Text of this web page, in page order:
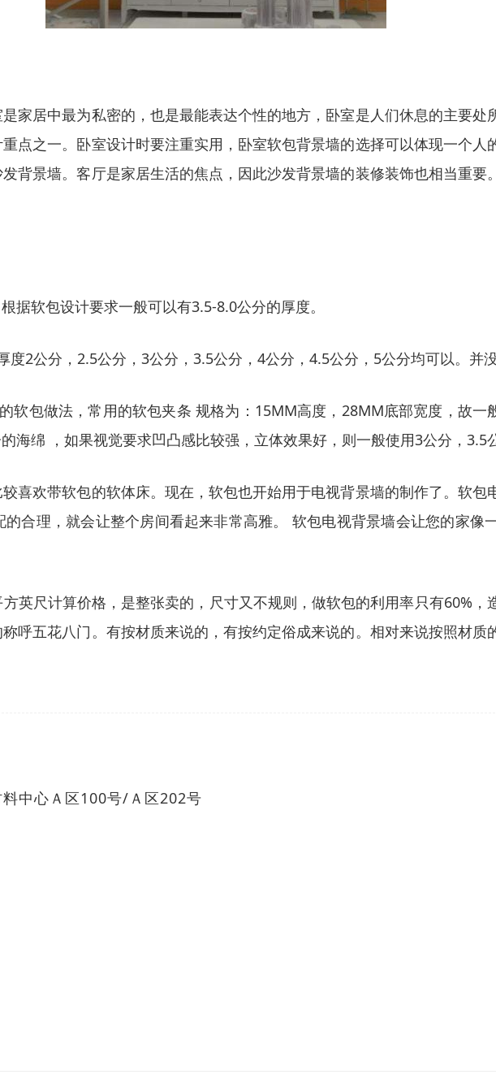
家居中最为私密的，也是最能表达个性的地方，卧室是人们休息的主要
点之一。卧室设计时要注重实用，卧室软包背景墙的选择可以体现一个
背景墙。客厅是家居生活的焦点，因此沙发背景墙的装修装饰也相当重
据软包设计要求一般可以有3.5-8.0公分的厚度。
度2公分，2.5公分，3公分，3.5公分，4公分，4.5公分，5公分均可以。并
软包做法，常用的软包夹条 规格为：15MM高度，28MM底部宽度，故
海绵 ，如果视觉要求凹凸感比较强，立体效果好，则一般使用3公分，3.5
喜欢带软包的软体床。现在，软包也开始用于电视背景墙的制作了。软包
合理，就会让整个房间看起来非常高雅。 软包电视背景墙会让您的家像
英尺计算价格，是整张卖的，尺寸又不规则，做软包的利用率只有60%，
呼五花八门。有按材质来说的，有按约定俗成来说的。相对来说按照材
中心Ａ区100号/Ａ区202号